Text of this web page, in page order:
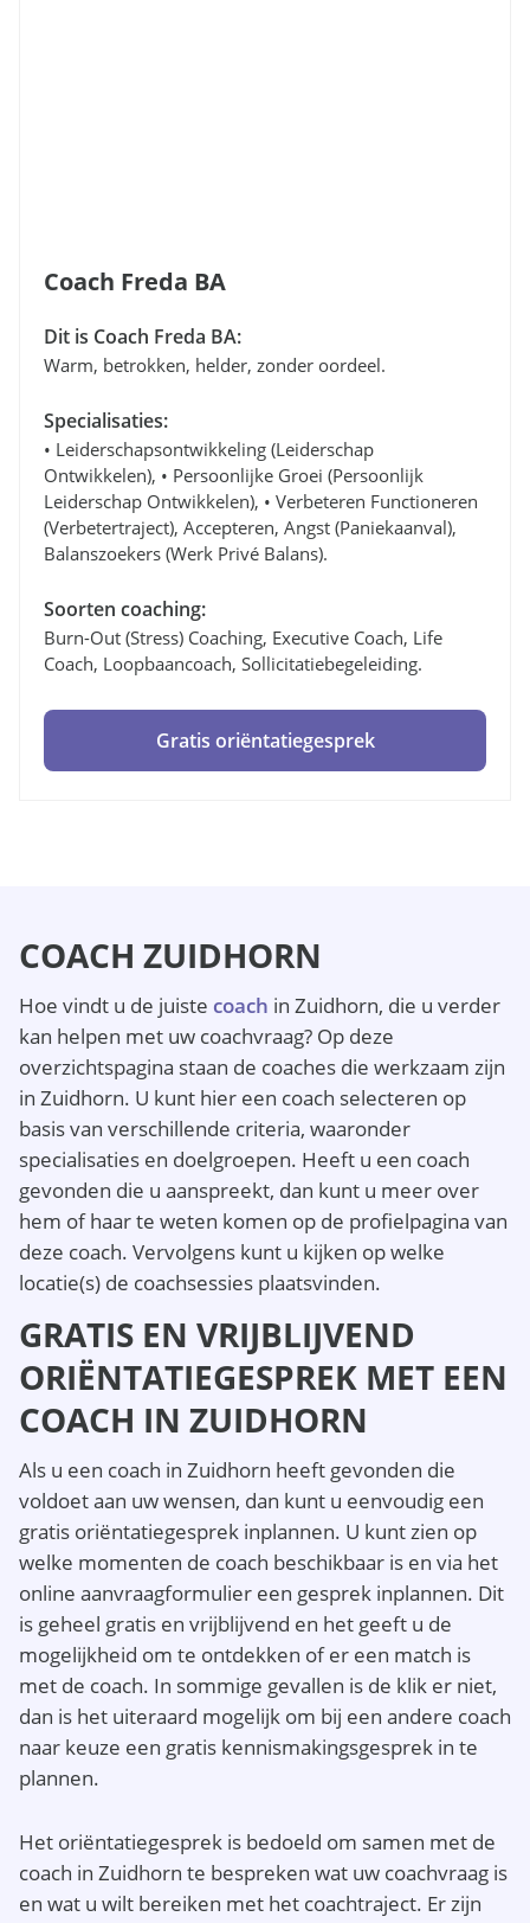
Coach Freda BA
Dit is Coach Freda BA:
Warm, betrokken, helder, zonder oordeel.
Specialisaties:
• Leiderschapsontwikkeling (leiderschap
Ontwikkelen), • Persoonlijke Groei (persoonlijk
Leiderschap Ontwikkelen), • Verbeteren Functioneren
(verbetertraject), Accepteren, Angst (paniekaanval),
Balanszoekers (werk Privé Balans).
Soorten coaching:
Burn-Out (stress) Coaching, Executive Coach, Life
Coach, Loopbaancoach, Sollicitatiebegeleiding.
Gratis oriëntatiegesprek
COACH ZUIDHORN
Hoe vindt u de juiste coach in Zuidhorn, die u verder
kan helpen met uw coachvraag? Op deze
overzichtspagina staan de coaches die werkzaam zijn
in Zuidhorn. U kunt hier een coach selecteren op
basis van verschillende criteria, waaronder
specialisaties en doelgroepen. Heeft u een coach
gevonden die u aanspreekt, dan kunt u meer over
hem of haar te weten komen op de profielpagina van
deze coach. Vervolgens kunt u kijken op welke
locatie(s) de coachsessies plaatsvinden.
GRATIS EN VRIJBLIJVEND
ORIËNTATIEGESPREK MET EEN
COACH IN ZUIDHORN
Als u een coach in Zuidhorn heeft gevonden die
voldoet aan uw wensen, dan kunt u eenvoudig een
gratis oriëntatiegesprek inplannen. U kunt zien op
welke momenten de coach beschikbaar is en via het
online aanvraagformulier een gesprek inplannen. Dit
is geheel gratis en vrijblijvend en het geeft u de
mogelijkheid om te ontdekken of er een match is
met de coach. In sommige gevallen is de klik er niet,
dan is het uiteraard mogelijk om bij een andere coach
naar keuze een gratis kennismakingsgesprek in te
plannen.
Het oriëntatiegesprek is bedoeld om samen met de
coach in Zuidhorn te bespreken wat uw coachvraag is
en wat u wilt bereiken met het coachtraject. Er zijn